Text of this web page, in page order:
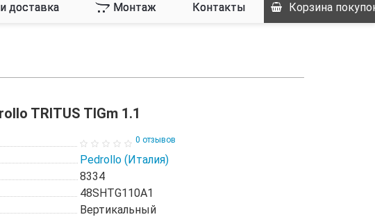
доставка Монтаж Контакты Корзина
TRITUS TIGm 1.1
0 отзывов
Pedrollo (Италия)
8334
48SHTG110A1
Вертикальный